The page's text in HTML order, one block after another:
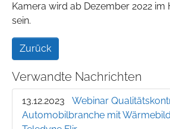
Kamera wird ab Dezember 2022 im
sein.
Zurück
Verwandte Nachrichten
13.12.2023
Webinar
Automobilbranche mit